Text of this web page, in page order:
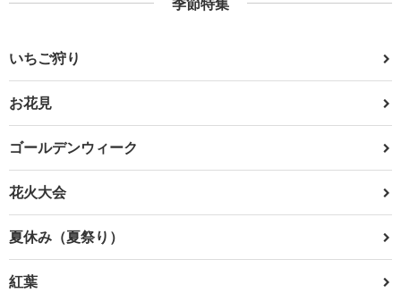
いちご狩り
お花見
ゴールデンウィーク
花火大会
夏休み（夏祭り）
紅葉